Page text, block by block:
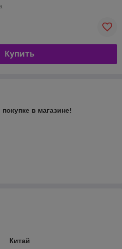
Купить
в магазине!
Китай